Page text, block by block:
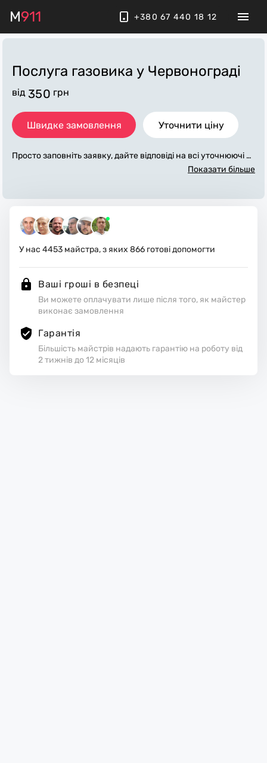
M911 +380 67 440 18 12
Послуга газовика у Червонограді
від 350 грн
Швидке замовлення Уточнити ціну
Просто заповніть заявку, дайте відповіді на всі уточнюючі за
питання по «послуга газовика». Ми зв'яжемося з вами прот
Виконавці стежать за чистотою та прибирають робоче місц
Показати більше
У нас 4453 майстра, з яких 866 готові допомогти
Ваші гроші в безпеці
Ви можете оплачувати лише після того, як майстер
виконає замовлення
Гарантія
Більшість майстрів надають гарантію на роботу від
2 тижнів до 12 місяців